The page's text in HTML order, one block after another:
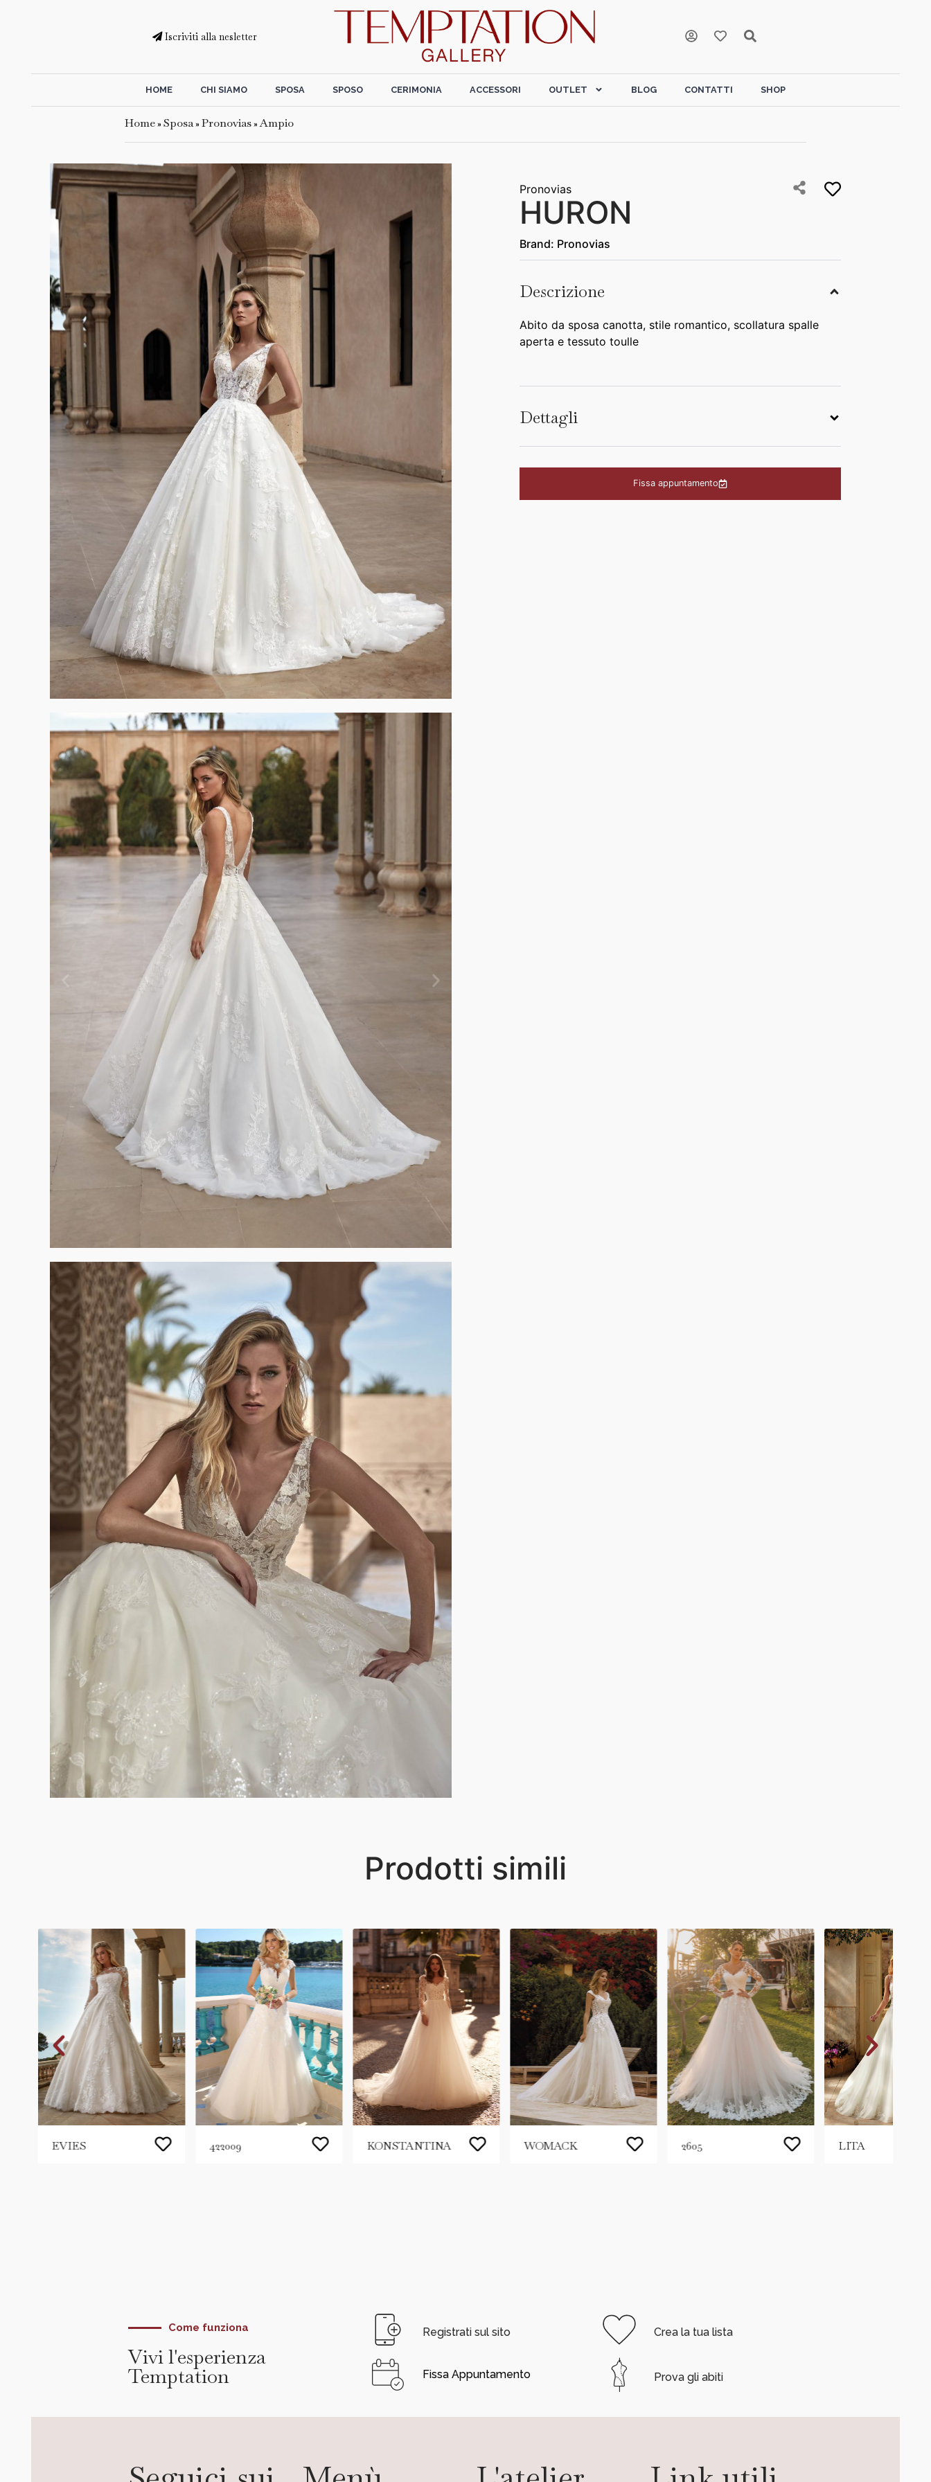
Iscriviti alla nesletter
HOME CHI SIAMO SPOSA SPOSO CERIMONIA ACCESSORI OUTLET BLOG CONTATTI SHOP
Home»Sposa»Pronovias»Ampio
Pronovias
HURON
Brand: Pronovias
Descrizione
Abito da sposa canotta, stile romantico, scollatura spalle
aperta e tessuto toulle
Dettagli
Fissa appuntamento
Prodotti simili
EVIES 422009 KONSTANTINA WOMACK 2605 LITA
Come funziona
Vivi l'esperienza
Temptation
Registrati sul sito
Fissa Appuntamento
Crea la tua lista
Prova gli abiti